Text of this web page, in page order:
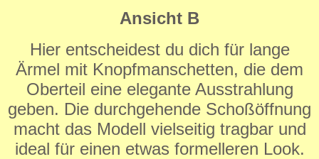
Ansicht B
Hier entscheidest du dich für lange
Ärmel mit Knopfmanschetten, die dem
Oberteil eine elegante Ausstrahlung
geben. Die durchgehende Schoßöffnung
macht das Modell vielseitig tragbar und
ideal für einen etwas formelleren Look.